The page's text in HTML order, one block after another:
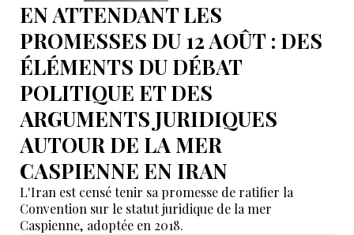
EN ATTENDANT LES
PROMESSES DU 12 AOÛT : DES
ÉLÉMENTS DU DÉBAT
POLITIQUE ET DES
ARGUMENTS JURIDIQUES
AUTOUR DE LA MER
CASPIENNE EN IRAN
L'Iran est censé tenir sa promesse de ratifier la
Convention sur le statut juridique de la mer
Caspienne, adoptée en 2018.